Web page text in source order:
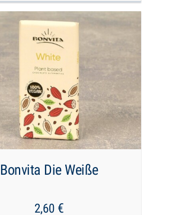
Bonvita Die Weiße
2,60 €